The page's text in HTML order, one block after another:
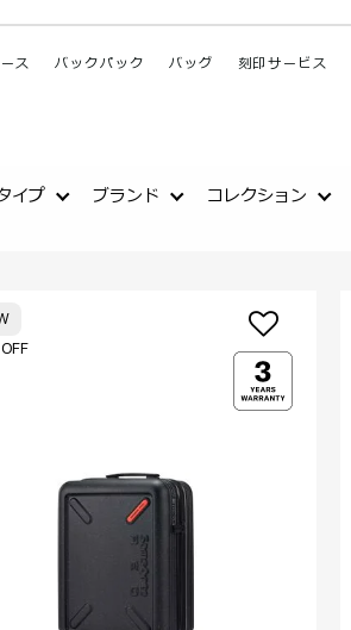
ス バックパック バッグ 刻印サービス
ブランド コレクション
イプ